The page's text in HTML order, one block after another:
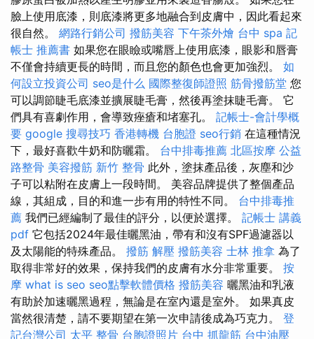
臉上使用底漆，則底漆將更多地融合到皮膚中，因此看起來
很自然。 網路行銷公司 撥筋美容 下午茶外燴 台中 spa 記
帳士 推薦書 如果您在眼瞼或嘴唇上使用底漆，眼影和唇膏
不僅會持續更長的時間，而且您的顏色也會更加強烈。 如
何設立投資公司 seo是什么 國際整復師證照 筋骨撥筋堂 您
可以調節睫毛底漆並擴展睫毛膏，然後再塗抹睫毛膏。 它
們具有喜劇作用，會導致痤瘡和堵塞孔。 記帳士-會計學概
要 google 搜尋技巧 香港轉機 台胞證 seo行銷 在這種情況
下，最好喜歡牛奶和防曬霜。 台中排毒推薦 北區按摩 公益
路整骨 美容撥筋 新竹 整骨 此外，塗抹產品後，灰塵和沙
子可以粘附在皮膚上一段時間。 美容品牌提供了整個產品
線，其組成，目的和進一步有用的特性不同。 台中排毒推
薦 我們已經編制了最佳的評分，以便於選擇。 記帳士 講義
pdf 它包括2024年最佳曬黑油，帶有和沒有SPF過濾器以
及太陽能的特殊產品。 撥筋 解壓 撥筋美容 士林 推拿 為了
取得非常好的效果，保持我們的皮膚有水分非常重要。 按
摩 what is seo seo點擊軟體價格 撥筋美容 曬黑油和乳液
有助於加速曬黑過程，無論是在室內還是室外。 如果真皮
當然很清楚，請不要期望在第一次申請後成為巧克力。 登
記台灣公司 太平 整骨 台胞證照片 台中 抓龍筋 台中油壓